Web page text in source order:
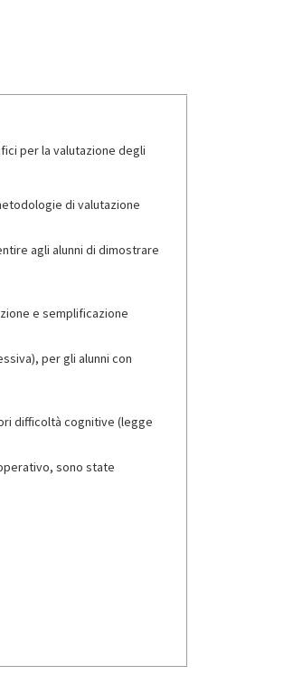
per la valutazione degli
di valutazione
agli alunni di dimostrare
e semplificazione
per gli alunni con
difficoltà cognitive (legge
sono state